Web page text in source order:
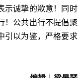
示诚挚的歉意！同时
！公共出行不提倡聚
引以为鉴，严格要求